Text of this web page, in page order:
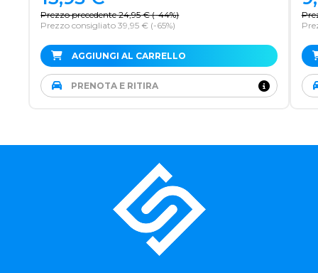
Prezzo precedente 24,95 € (-44%)
Prezzo consigliato 39,95 € (-65%)
AGGIUNGI AL CARRELLO
PRENOTA E RITIRA